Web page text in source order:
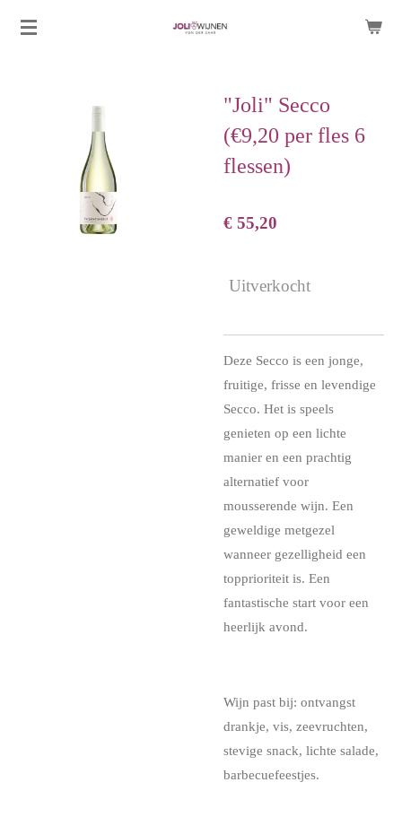
Ga
"Joli" Secco
(€9,20 per fles 6
flessen)
€ 55,20
Uitverkocht
Deze Secco is een jonge,
fruitige, frisse en levendige
Secco. Het is speels
genieten op een lichte
manier en een prachtig
alternatief voor
mousserende wijn. Een
geweldige metgezel
wanneer gezelligheid een
topprioriteit is. Een
fantastische start voor een
heerlijk avond.
Wijn past bij: ontvangst
drankje, vis, zeevruchten,
stevige snack, lichte salade,
barbecuefeestjes.